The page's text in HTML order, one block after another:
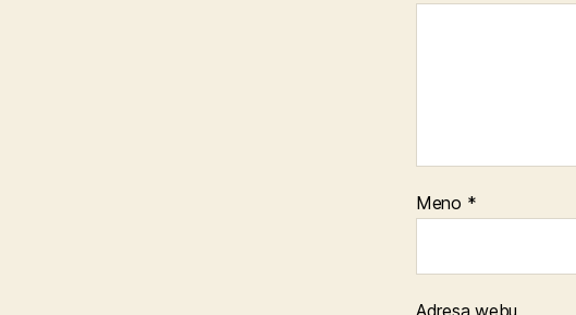
Meno *
Adresa webu